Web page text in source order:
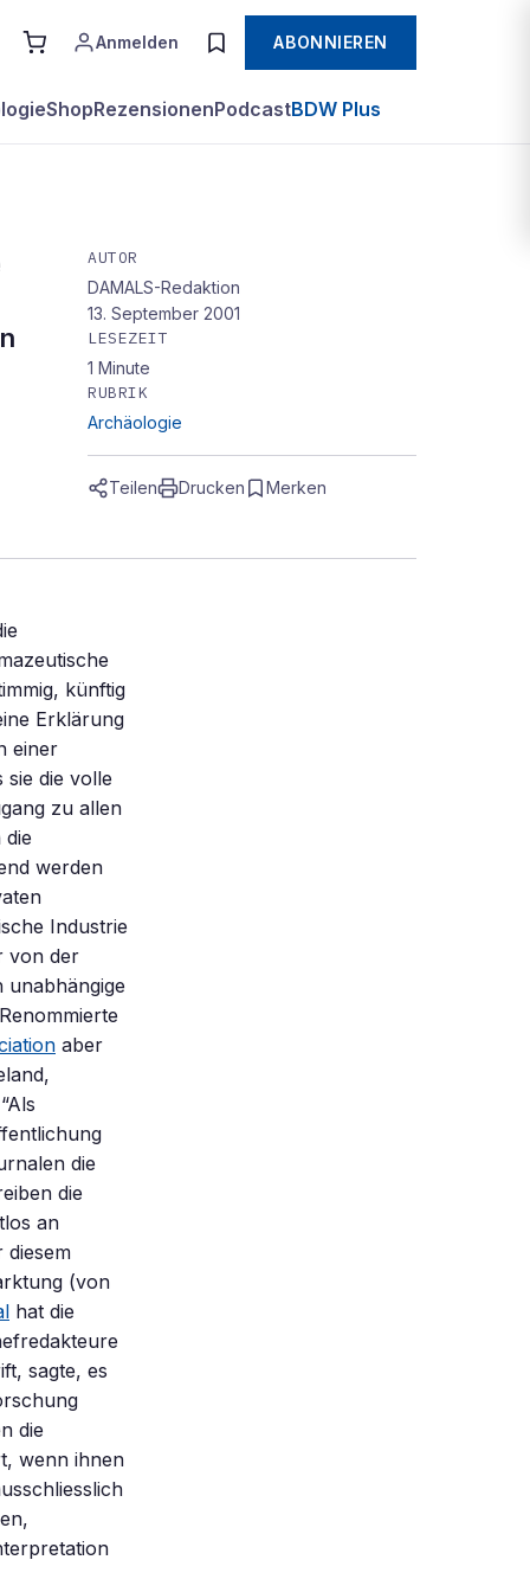
Anmelden ABONNIEREN
ShopRezensionenPodcastBDW Plus
AUTOR
DAMALS-Redaktion
13. September 2001
LESEZEIT
1 Minute
RUBRIK
Archäologie
Teilen Drucken Merken
künftig
Erklärung
einer
sie die volle
zu allen
werden
Industrie
von der
aber
die
die
an
diesem
(von
hat die
sagte, es
die
wenn ihnen